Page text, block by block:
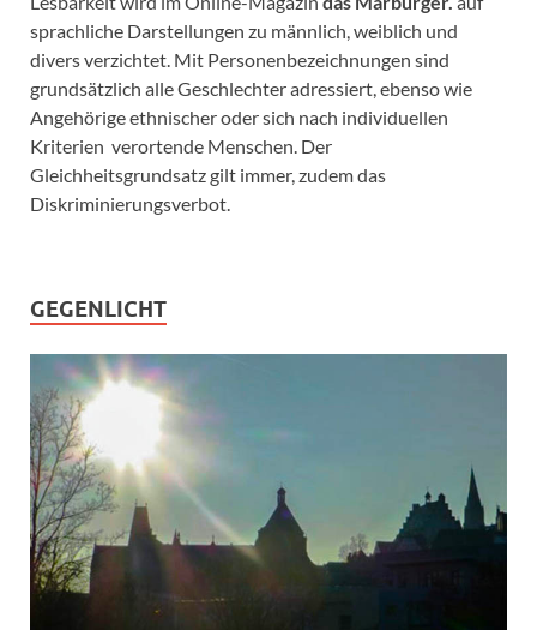
sprachliche Darstellungen zu männlich, weiblich und
divers verzichtet. Mit Personenbezeichnungen sind
grundsätzlich alle Geschlechter adressiert, ebenso wie
Angehörige ethnischer oder sich nach individuellen
Kriterien verortende Menschen. Der
Gleichheitsgrundsatz gilt immer, zudem das
Diskriminierungsverbot.
GEGENLICHT